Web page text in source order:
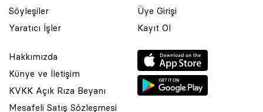
Söyleşiler
Yaratıcı İşler
Üye Girişi
Kayıt Ol
Hakkımızda
Künye ve İletişim
KVKK Açık Rıza Beyanı
Mesafeli Satış Sözleşmesi